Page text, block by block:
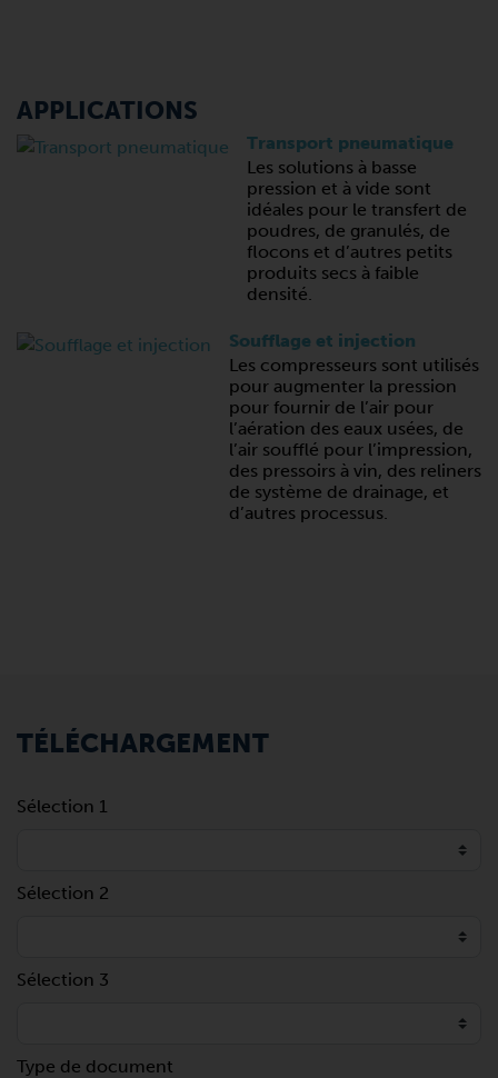
APPLICATIONS
Transport pneumatique
Les solutions à basse
pression et à vide sont
idéales pour le transfert de
poudres, de granulés, de
flocons et d’autres petits
produits secs à faible
densité.
Soufflage et injection
Les compresseurs sont utilisés
pour augmenter la pression
pour fournir de l’air pour
l’aération des eaux usées, de
l’air soufflé pour l’impression,
des pressoirs à vin, des reliners
de système de drainage, et
d’autres processus.
TÉLÉCHARGEMENT
Sélection 1
Sélection 2
Sélection 3
Type de document